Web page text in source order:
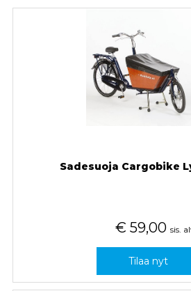
Sadesuoja Cargobike
€ 59,00 sis.
Tilaa nyt